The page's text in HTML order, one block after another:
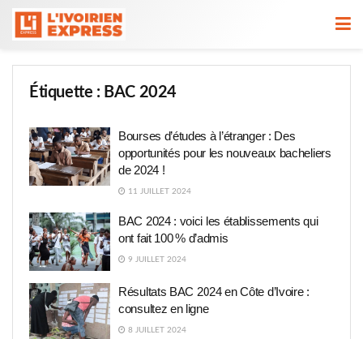
Étiquette : BAC 2024
Bourses d’études à l’étranger : Des
opportunités pour les nouveaux bacheliers
de 2024 !
11 JUILLET 2024
BAC 2024 : voici les établissements qui
ont fait 100 % d’admis
9 JUILLET 2024
Résultats BAC 2024 en Côte d’Ivoire :
consultez en ligne
8 JUILLET 2024